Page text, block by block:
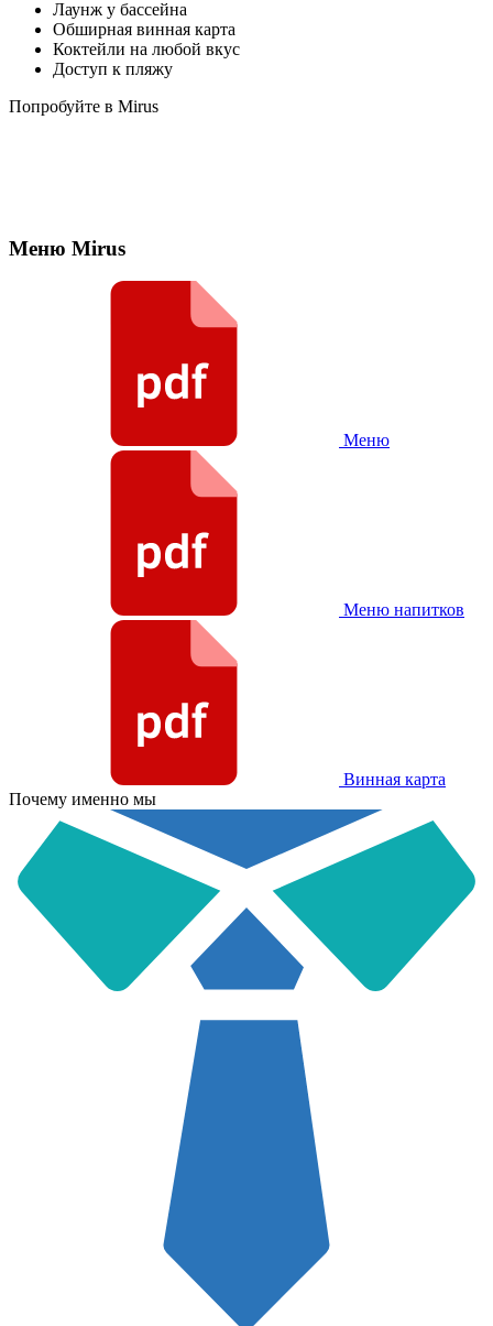
Лаунж у бассейна
Обширная винная карта
Коктейли на любой вкус
Доступ к пляжу
Попробуйте в Mirus
Меню Mirus
Меню
Меню напитков
Винная карта
Почему именно мы